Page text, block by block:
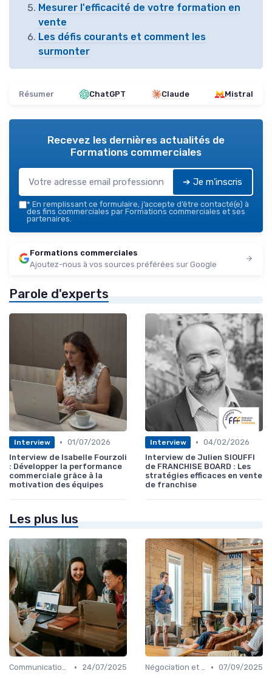
Mesurer l'efficacité de votre formation en
vente
Les défis courants et comment les
surmonter
Résumer ChatGPT Claude Mistral
Recevez les dernières actualités de
Formations commerciales
➔ Je m'inscris
* En remplissant ce formulaire, j’accepte d’être contacté(e) à
des fins commerciales par Formations commerciales et ses
partenaires.
Formations commerciales
Ajoutez-nous à vos sources préférées sur Google
Parole d'experts
Interview • 01/07/2026
Interview de Isabelle Fourzoli
: Développer la performance
commerciale grâce à la
motivation des équipes
Interview • 04/02/2026
Interview de Julien SIOUFFI
de FRANCHISE BOARD : Les
stratégies efficaces en vente
de franchise
Les plus lus
Communication commerciale •
24/07/2025
Négociation et persuasion • 07/09/2025